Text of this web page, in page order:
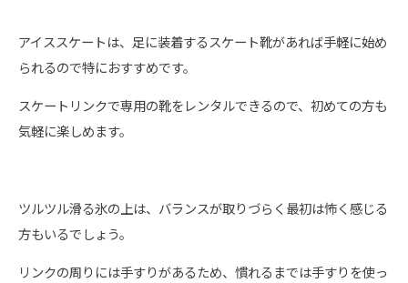
アイススケートは、足に装着するスケート靴があれば手軽に始め
られるので特におすすめです。
スケートリンクで専用の靴をレンタルできるので、初めての方も
気軽に楽しめます。
ツルツル滑る氷の上は、バランスが取りづらく最初は怖く感じる
方もいるでしょう。
リンクの周りには手すりがあるため、慣れるまでは手すりを使っ